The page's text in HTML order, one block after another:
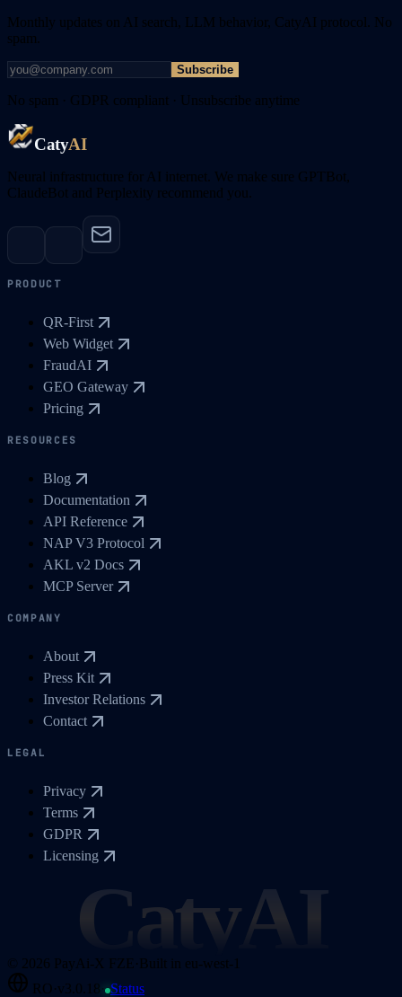
Monthly updates on AI search, LLM behavior, CatyAI protocol. No
spam.
Subscribe
No spam · GDPR compliant · Unsubscribe anytime
CatyAI
Neural infrastructure for AI internet. We make sure GPTBot,
ClaudeBot and Perplexity recommend you.
PRODUCT
QR-First
Web Widget
FraudAI
GEO Gateway
Pricing
RESOURCES
Blog
Documentation
API Reference
NAP V3 Protocol
AKL v2 Docs
MCP Server
COMPANY
About
Press Kit
Investor Relations
Contact
LEGAL
Privacy
Terms
GDPR
Licensing
CatyAI
© 2026 PayAi-X FZE· Built in eu-west-1
RO·v3.0.18· Status